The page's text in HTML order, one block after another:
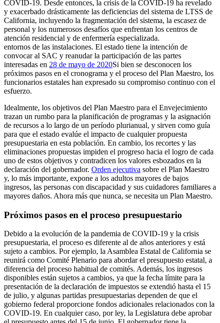
COVID-19. Desde entonces, la crisis de la COVID-19 ha revelado
y exacerbado drásticamente las deficiencias del sistema de LTSS de
California, incluyendo la fragmentación del sistema, la escasez de
personal y los numerosos desafíos que enfrentan los centros de
atención residencial y de enfermería especializada.
entornos de las instalaciones. El estado tiene la intención de
convocar al SAC y reanudar la participación de las partes
interesadas en 28 de mayo de 2020Si bien se desconocen los
próximos pasos en el cronograma y el proceso del Plan Maestro, los
funcionarios estatales han expresado su compromiso continuo con el
esfuerzo.
Idealmente, los objetivos del Plan Maestro para el Envejecimiento
trazan un rumbo para la planificación de programas y la asignación
de recursos a lo largo de un período plurianual, y sirven como guía
para que el estado evalúe el impacto de cualquier propuesta
presupuestaria en esta población. En cambio, los recortes y las
eliminaciones propuestas impiden el progreso hacia el logro de cada
uno de estos objetivos y contradicen los valores esbozados en la
declaración del gobernador. Orden ejecutiva sobre el Plan Maestro
y, lo más importante, expone a los adultos mayores de bajos
ingresos, las personas con discapacidad y sus cuidadores familiares a
mayores daños. Ahora más que nunca, se necesita un Plan Maestro.
Próximos pasos en el proceso presupuestario
Debido a la evolución de la pandemia de COVID-19 y la crisis
presupuestaria, el proceso es diferente al de años anteriores y está
sujeto a cambios. Por ejemplo, la Asamblea Estatal de California se
reunirá como Comité Plenario para abordar el presupuesto estatal, a
diferencia del proceso habitual de comités. Además, los ingresos
disponibles están sujetos a cambios, ya que la fecha límite para la
presentación de la declaración de impuestos se extendió hasta el 15
de julio, y algunas partidas presupuestarias dependen de que el
gobierno federal proporcione fondos adicionales relacionados con la
COVID-19. En cualquier caso, por ley, la Legislatura debe aprobar